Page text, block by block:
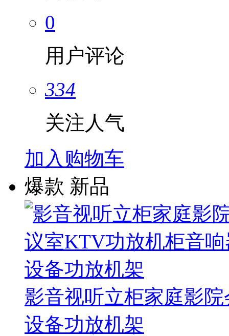
0
用户评论
334
关注人气
加入购物车
爆款 新品
影音视听立柜家庭影
设备功放机架